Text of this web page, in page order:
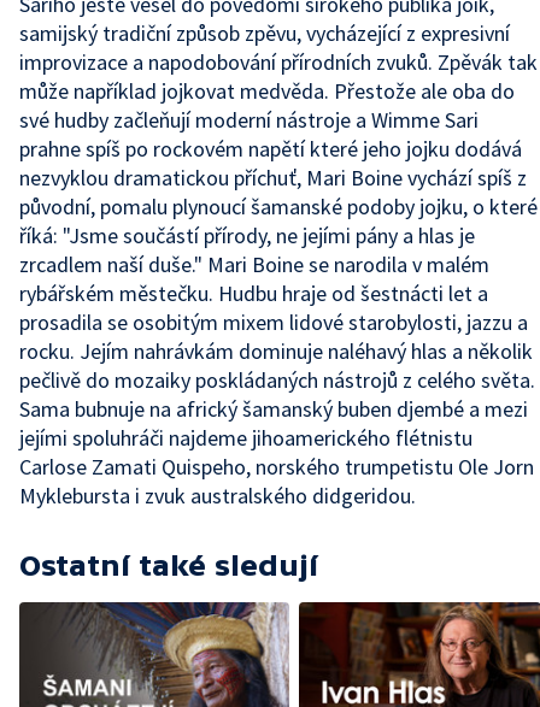
samijský tradiční způsob zpěvu, vycházející z expresivní
improvizace a napodobování přírodních zvuků. Zpěvák tak
může například jojkovat medvěda. Přestože ale oba do
své hudby začleňují moderní nástroje a Wimme Sari
prahne spíš po rockovém napětí které jeho jojku dodává
nezvyklou dramatickou příchuť, Mari Boine vychází spíš z
původní, pomalu plynoucí šamanské podoby jojku, o které
říká: "Jsme součástí přírody, ne jejími pány a hlas je
zrcadlem naší duše." Mari Boine se narodila v malém
rybářském městečku. Hudbu hraje od šestnácti let a
prosadila se osobitým mixem lidové starobylosti, jazzu a
rocku. Jejím nahrávkám dominuje naléhavý hlas a několik
pečlivě do mozaiky poskládaných nástrojů z celého světa.
Sama bubnuje na africký šamanský buben djembé a mezi
jejími spoluhráči najdeme jihoamerického flétnistu
Carlose Zamati Quispeho, norského trumpetistu Ole Jorn
Myklebursta i zvuk australského didgeridou.
Ostatní také sledují